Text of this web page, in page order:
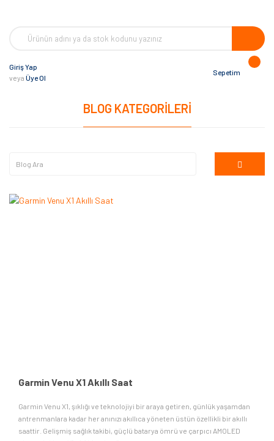
Giriş Yap
veya Üye Ol
Sepetim
BLOG KATEGORILERI
Garmin Venu X1 Akıllı Saat
Garmin Venu X1, şıklığı ve teknolojiyi bir araya getiren, günlük yaşamdan
antrenmanlara kadar her anınızı akıllıca yöneten üstün özellikli bir akıllı
saattir. Gelişmiş sağlık takibi, güçlü batarya ömrü ve çarpıcı AMOLED